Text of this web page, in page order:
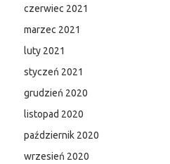
czerwiec 2021
marzec 2021
luty 2021
styczeń 2021
grudzień 2020
listopad 2020
październik 2020
wrzesień 2020